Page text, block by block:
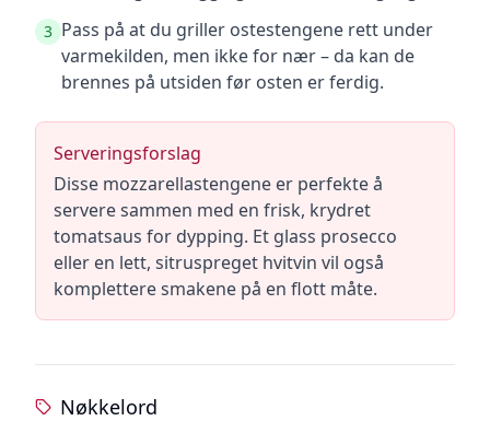
3 Pass på at du griller ostestengene rett under
varmekilden, men ikke for nær – da kan de
brennes på utsiden før osten er ferdig.
Serveringsforslag
Disse mozzarellastengene er perfekte å
servere sammen med en frisk, krydret
tomatsaus for dypping. Et glass prosecco
eller en lett, sitruspreget hvitvin vil også
komplettere smakene på en flott måte.
Nøkkelord